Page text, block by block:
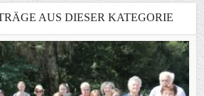
AUS DIESER KATEGORIE